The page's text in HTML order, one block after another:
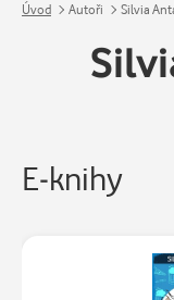
Úvod Autoři Silvia
E-knihy